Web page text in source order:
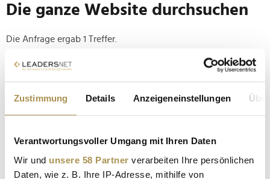
Zustimmung Details Anzeigeneinstellungen
Verantwortungsvoller Umgang mit Ihren Daten
Wir und unsere 58 Partner verarbeiten Ihre persönlichen
Daten, wie z. B. Ihre IP-Adresse, mithilfe von
Die ganze Website durchsuchen
Die Anfrage ergab 1 Treffer.
Tipp
Seiten suchen, die genau diese Wortgruppe enthalten:
Ledvance kehrt zu Team Lewis zurück